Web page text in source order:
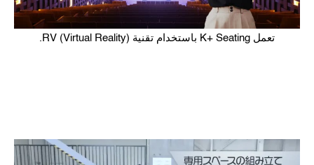
تعمل K+ Seating باستخدام تقنية RV (Virtual Reality).